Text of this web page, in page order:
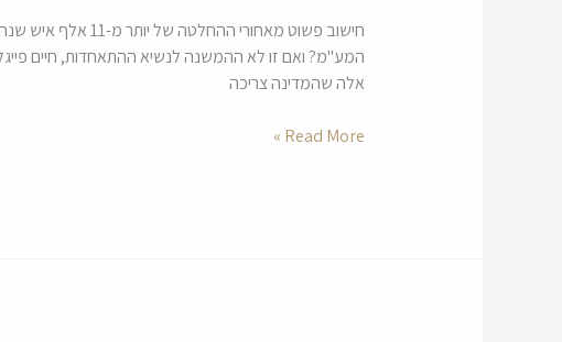
חישוב פשוט
המע"מ? ואם זו לא ההמשנה לנשיא ההתאחדות, חיים
אלה שהמדינה צריכה
"פחות
אנשים
יוכלו
דירה"
Read More »